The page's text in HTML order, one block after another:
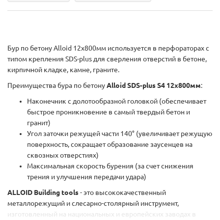
Бур по бетону Alloid 12x800мм используется в перфораторах с
типом крепления SDS-plus для сверления отверстий в бетоне,
кирпичной кладке, камне, граните.
Преимущества бура по бетонуAlloid SDS-plus S4 12x800мм:
Наконечник с долотообразной головкой (обеспечивает
быстрое проникновение в самый твердый бетон и
гранит)
Угол заточки режущей части 140° (увеличивает режущую
поверхность, сокращает образование заусенцев на
сквозных отверстиях)
Максимальная скорость бурения (за счет снижения
трения и улучшения передачи удара)
ALLOID Building tools- это высококачественный
металлорежущий и слесарно-столярный инструмент,
изготовленный на национальных и европейских заводах в